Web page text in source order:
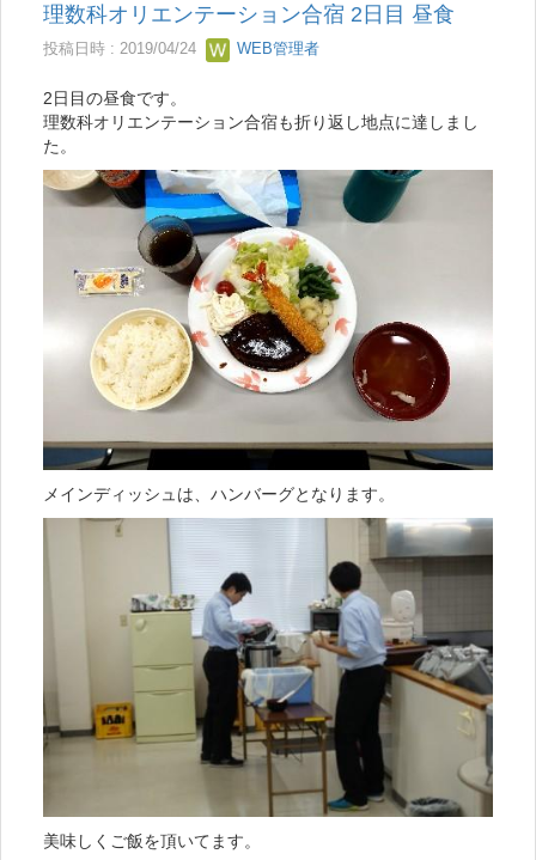
理数科オリエンテーション合宿 2日目 昼食
投稿日時 : 2019/04/24 WEB管理者
2日目の昼食です。
理数科オリエンテーション合宿も折り返し地点に達しまし
た。
メインディッシュは、ハンバーグとなります。
美味しくご飯を頂いてます。